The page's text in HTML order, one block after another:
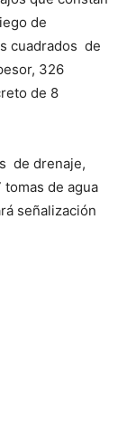
de
cuadrados de
326
de 8
de drenaje,
de agua
señalización